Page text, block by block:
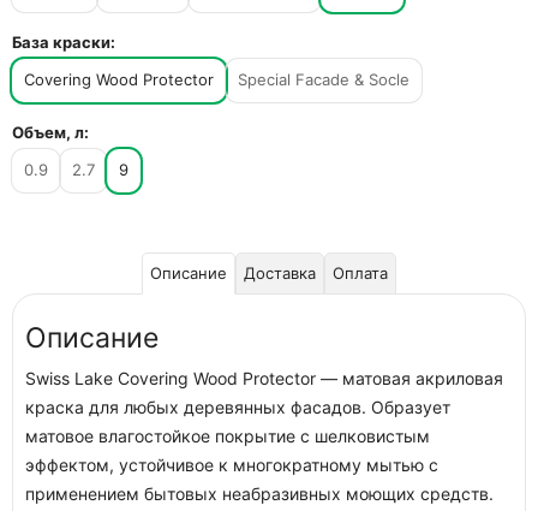
База краски:
Covering Wood Protector
Special Facade & Socle
Объем, л:
0.9
2.7 9
Описание Доставка Оплата
Описание
Swiss Lake Covering Wood Protector — матовая акриловая
краска для любых деревянных фасадов. Образует
матовое влагостойкое покрытие с шелковистым
эффектом, устойчивое к многократному мытью с
применением бытовых неабразивных моющих средств.